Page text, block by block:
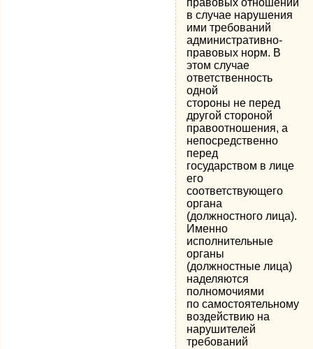
правовых отношений
в случае нарушения
ими требований
административно-
правовых норм. В
этом случае
ответственность
одной
стороны не перед
другой стороной
правоотношения, а
непосредственно
перед
государством в лице
его
соответствующего
органа
(должностного лица).
Именно
исполнительные
органы
(должностные лица)
наделяются
полномочиями
по самостоятельному
воздействию на
нарушителей
требований